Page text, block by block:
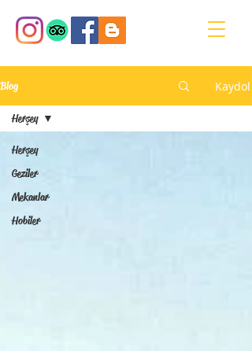
Blog Kaydol
Herşey
Geziler
Mekanlar
Hobiler
Herşey